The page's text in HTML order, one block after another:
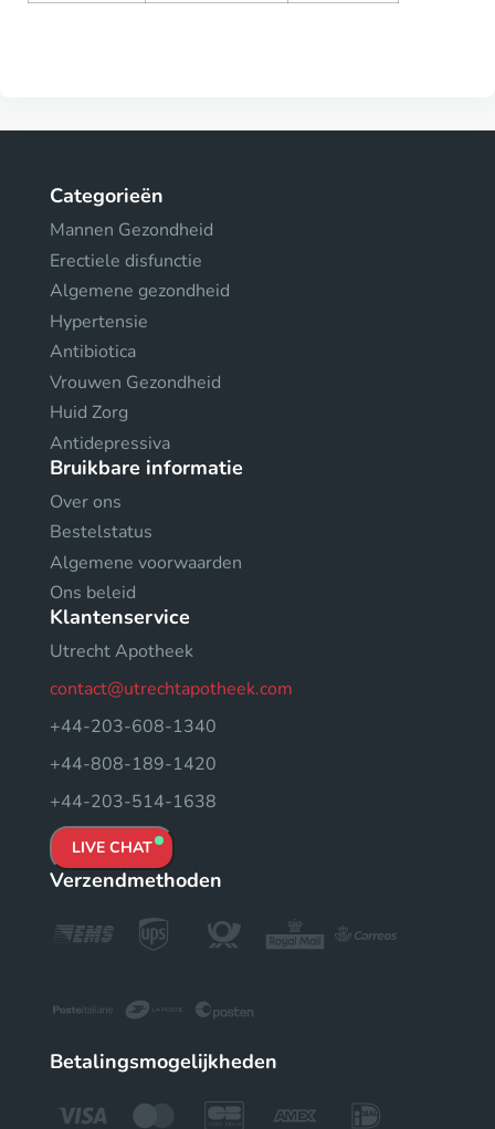
Categorieën
Mannen Gezondheid
Erectiele disfunctie
Algemene gezondheid
Hypertensie
Antibiotica
Vrouwen Gezondheid
Huid Zorg
Antidepressiva
Bruikbare informatie
Over ons
Bestelstatus
Algemene voorwaarden
Ons beleid
Klantenservice
Utrecht Apotheek
contact@utrechtapotheek.com
+44-203-608-1340
+44-808-189-1420
+44-203-514-1638
LIVE CHAT
Verzendmethoden
Betalingsmogelijkheden